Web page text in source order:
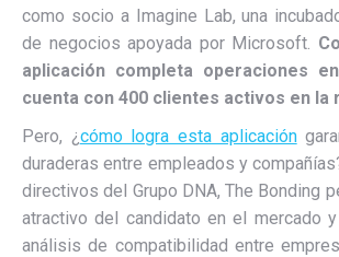
como socio a Imagine Lab, una
de negocios apoyada por Microsoft.
aplicación completa operaciones
cuenta con 400 clientes activos en la
Pero, ¿cómo logra esta aplicación
duraderas entre empleados y
directivos del Grupo DNA, The Bonding
atractivo del candidato en el mercado
análisis de compatibilidad entre